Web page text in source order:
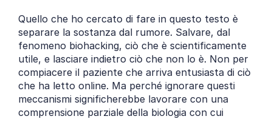
Quello che ho cercato di fare in questo testo è
separare la sostanza dal rumore. Salvare, dal
fenomeno biohacking, ciò che è scientificamente
utile, e lasciare indietro ciò che non lo è. Non per
compiacere il paziente che arriva entusiasta di ciò
che ha letto online. Ma perché ignorare questi
meccanismi significherebbe lavorare con una
comprensione parziale della biologia con cui